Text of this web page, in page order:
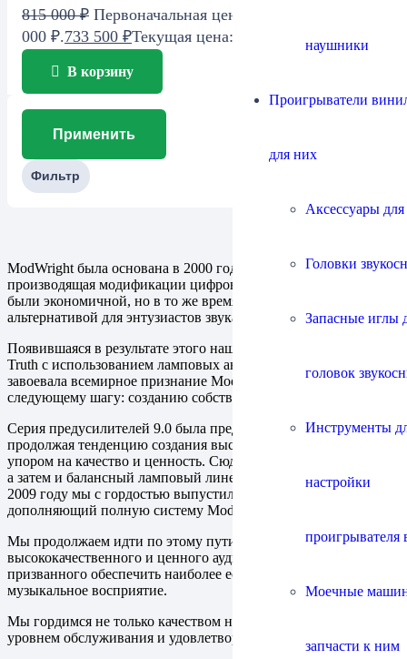
наушники
Проигрыватели
для них
Аксессуары
Головки
Запасные иглы
головок
Инструменты
настройки
проигрывателя
Моечные
запчасти к ним
815 000₽ Первоначальная цена составляла 815
000 ₽.733 500 ₽Текущая цена: 733 500 ₽.
В корзину
Применить
Фильтр
ModWright была основана в 2000 году как компания,
производящая модификации цифровых продуктов. Моды
были экономичной, но в то же время высококачественной
альтернативой для энтузиастов звука.
Появившаяся в результате этого наша серия модификаций
Truth с использованием ламповых аналоговых каскадов
завоевала всемирное признание ModWright и подвела нас к
следующему шагу: созданию собственного оборудования.
Серия предусилителей 9.0 была представлена ​​в 2003 году,
продолжая тенденцию создания высококачественного звука с
упором на качество и ценность. Сюда входил фонокорректор,
а затем и балансный ламповый линейный каскад LS 36.5. В
2009 году мы с гордостью выпустили KWA 150,
дополняющий полную систему ModWright Electronics.
Мы продолжаем идти по этому пути создания
высококачественного и ценного аудиооборудования,
призванного обеспечить наиболее естественное и приятное
музыкальное восприятие.
Мы гордимся не только качеством нашей работы, но и
уровнем обслуживания и удовлетворенностью клиентов.